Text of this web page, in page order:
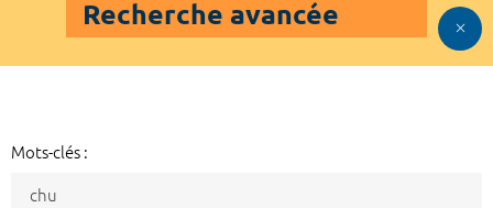
Recherche avancée
Mots-clés :